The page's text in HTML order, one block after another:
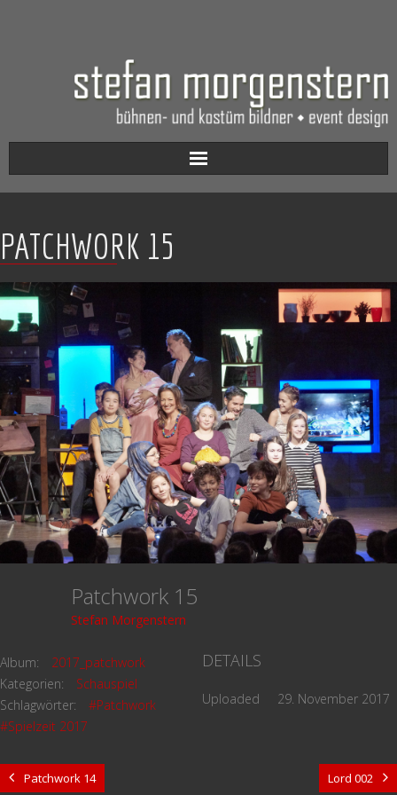
Aktuell
Werkverzeichnis
Biografie
Kontakt
PATCHWORK 15
Patchwork 15
Stefan Morgenstern
Album:
2017_patchwork
Kategorien:
Schauspiel
Schlagwörter:
#Patchwork
#Spielzeit 2017
DETAILS
Uploaded 29. November 2017
Patchwork 14 Lord 002